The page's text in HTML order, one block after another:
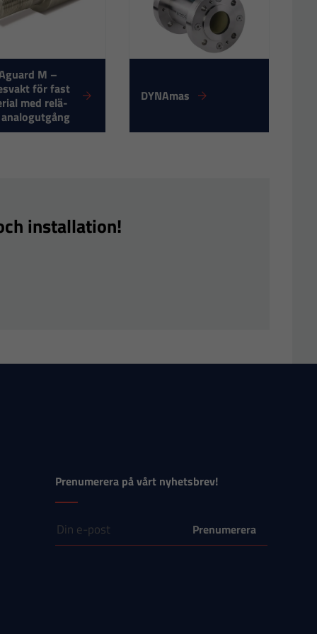
M –
för fast
med relä-
DYNAmas
installation!
Prenumerera på vårt nyhetsbrev!
E-post